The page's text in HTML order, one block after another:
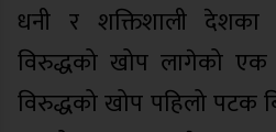
धनी र शक्तिशाली देशका
विरुद्धको खोप लागेको एक
विरुद्धको खोप पहिलो पटक